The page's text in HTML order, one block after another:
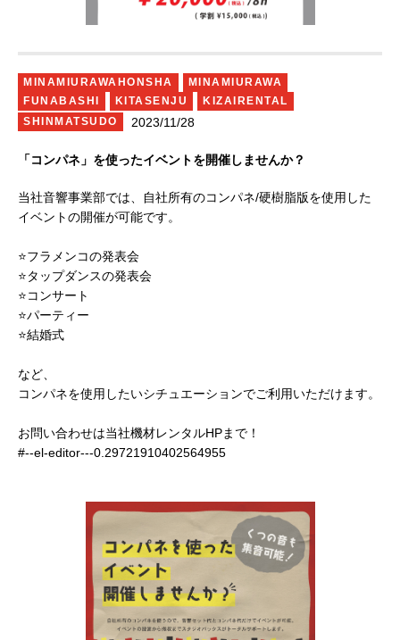
MINAMIURAWAHONSHA
MINAMIURAWA
FUNABASHI
KITASENJU
KIZAIRENTAL
SHINMATSUDO
2023/11/28
「コンパネ」を使ったイベントを開催しませんか？
当社音響事業部では、自社所有のコンパネ/硬樹脂版を使用した
イベントの開催が可能です。
⭐️フラメンコの発表会
⭐️タップダンスの発表会
⭐️コンサート
⭐️パーティー
⭐️結婚式
など、
コンパネを使用したいシチュエーションでご利用いただけます。
お問い合わせは当社機材レンタルHPまで！
#--el-editor---0.29721910402564955